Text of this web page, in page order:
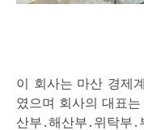
이 회사는 마산 경제
였으며 회사의 대표
산부․해산부․위탁부